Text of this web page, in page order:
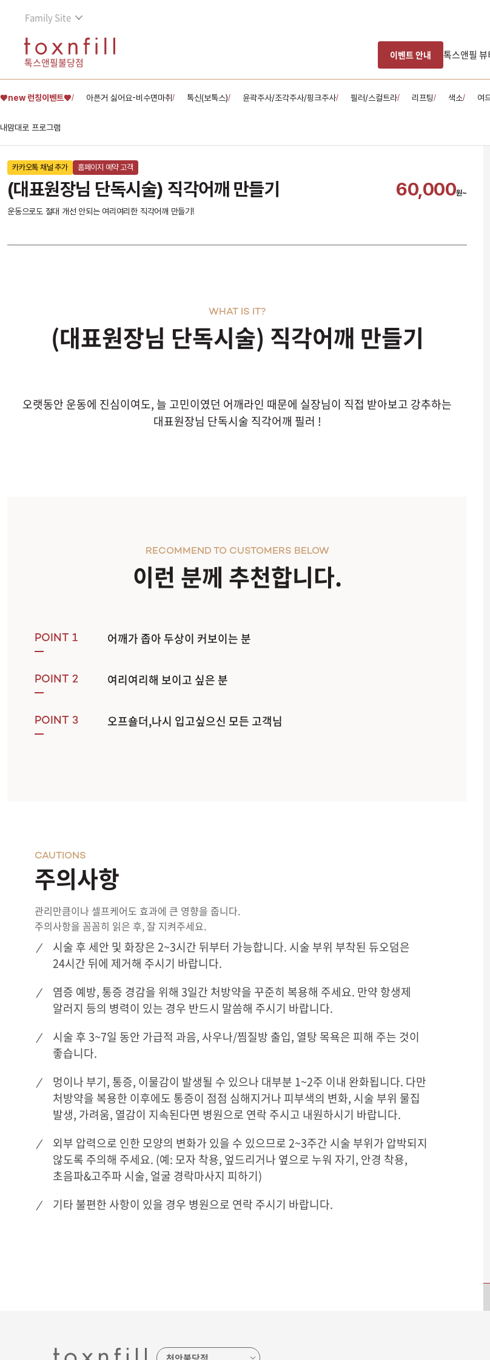
Family Site
톡스앤필불당점
이벤트 안내 톡스앤필
♥new 런칭이벤트♥/ 아픈거 싫어요-비수면마취/ 톡신(보톡스)/ 윤곽주사/조각주사/핑크주사/ 필러/스컬트라/ 리프팅/ 색소/ 여
내맘대로 프로그램
카카오톡 채널 추가 홈페이지 예약 고객
(대표원장님 단독시술) 직각어깨 만들기 60,000원~
운동으로도 절대 개선 안되는 여리여리한 직각어깨 만들기!
(대표원장님 단독시술) 직각어깨 만들기
WHAT IS IT?
오랫동안 운동에 진심이여도, 늘 고민이였던 어깨라인 때문에 실장님이 직접 받아보고 강추하는
대표원장님 단독시술 직각어깨 필러 !
이런 분께 추천합니다.
RECOMMEND TO CUSTOMERS BELOW
POINT 1 어깨가 좁아 두상이 커보이는 분
POINT 2 여리여리해 보이고 싶은 분
POINT 3 오프숄더,나시 입고싶으신 모든 고객님
주의사항
CAUTIONS
관리만큼이나 셀프케어도 효과에 큰 영향을 줍니다.
주의사항을 꼼꼼히 읽은 후, 잘 지켜주세요.
시술 후 세안 및 화장은 2~3시간 뒤부터 가능합니다. 시술 부위 부착된 듀오덤은
24시간 뒤에 제거해 주시기 바랍니다.
염증 예방, 통증 경감을 위해 3일간 처방약을 꾸준히 복용해 주세요. 만약 항생제
알러지 등의 병력이 있는 경우 반드시 말씀해 주시기 바랍니다.
시술 후 3~7일 동안 가급적 과음, 사우나/찜질방 출입, 열탕 목욕은 피해 주는 것이
좋습니다.
멍이나 부기, 통증, 이물감이 발생될 수 있으나 대부분 1~2주 이내 완화됩니다. 다만
처방약을 복용한 이후에도 통증이 점점 심해지거나 피부색의 변화, 시술 부위 물집
발생, 가려움, 열감이 지속된다면 병원으로 연락 주시고 내원하시기 바랍니다.
외부 압력으로 인한 모양의 변화가 있을 수 있으므로 2~3주간 시술 부위가 압박되지
않도록 주의해 주세요. (예: 모자 착용, 엎드리거나 옆으로 누워 자기, 안경 착용,
초음파&고주파 시술, 얼굴 경락마사지 피하기)
기타 불편한 사항이 있을 경우 병원으로 연락 주시기 바랍니다.